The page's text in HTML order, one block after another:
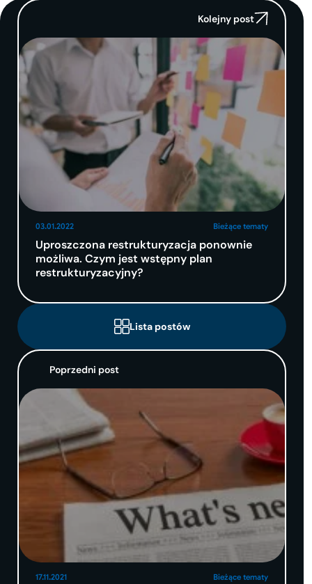
Poprzedni post
17.11.2021 Bieżące tematy
Lista postów
Kolejny post
03.01.2022 Bieżące tematy
Uproszczona restrukturyzacja ponownie
możliwa. Czym jest wstępny plan
restrukturyzacyjny?